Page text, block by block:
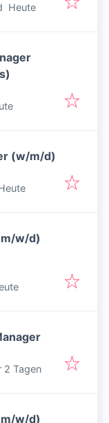
Veröffentlicht:
Heute
(w/m/d)
w/d)
2 Tagen
w/d)